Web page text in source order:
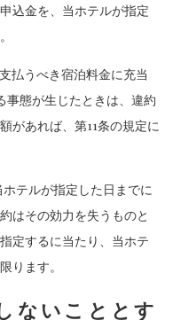
込金を、当ホテルが指定
払うべき宿泊料金に充当
事態が生じたときは、違約
があれば、第11条の規定に
テルが指定した日までに
はその効力を失うものと
定するに当たり、当ホテ
ります。
ないこととす